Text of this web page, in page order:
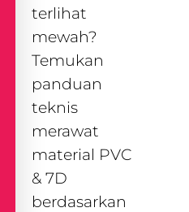
terlihat
mewah?
Temukan
panduan
teknis
merawat
material PVC
& 7D
berdasarkan